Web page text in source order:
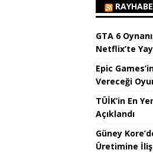
GTA 6
Netflix’te
Epic
Vereceği
TÜİK’in En
Açıklandı
Güney
Üretimine